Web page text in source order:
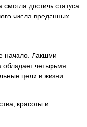
достичь статуса
числа преданных.
начало. Лакшми —
обладает четырьмя
цели в жизни
красоты и